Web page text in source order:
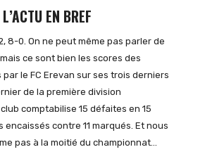
L’ACTU EN BREF
8-0. On ne peut même pas parler de
ce sont bien les scores des
le FC Erevan sur ses trois derniers
de la première division
comptabilise 15 défaites en 15
encaissés contre 11 marqués. Et nous
pas à la moitié du championnat…